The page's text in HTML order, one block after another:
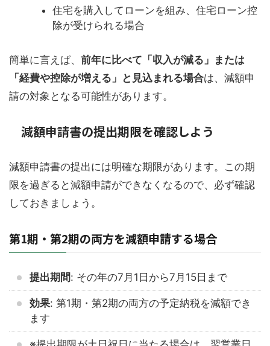
住宅を購入してローンを組み、住宅ローン控
除が受けられる場合
簡単に言えば、 前年に比べて「収入が減る」または
「経費や控除が増える」と見込まれる場合は、減額申
請の対象となる可能性があります。
減額申請書の提出期限を確認しよう
減額申請書の提出には明確な期限があります。この期
限を過ぎると減額申請ができなくなるので、必ず確認
しておきましょう。
第1期・第2期の両方を減額申請する場合
提出期間: その年の7月1日から7月15日まで
効果: 第1期・第2期の両方の予定納税を減額でき
ます